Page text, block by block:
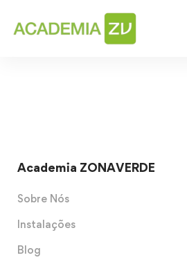
Academia ZONAVERDE
Sobre Nós
Instalações
Blog